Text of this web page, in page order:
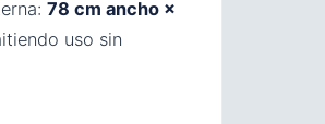
78 cm ancho ×
uso sin